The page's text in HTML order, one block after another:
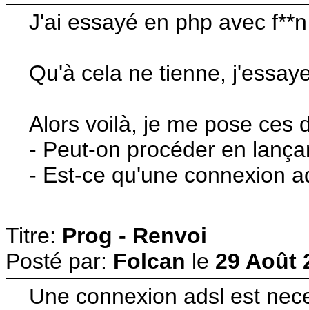
J'ai essayé en php avec
Qu'à cela ne tienne,
Alors voilà, je me pose ces
- Peut-on procéder en
- Est-ce qu'une connexion
Titre: Prog - Renvoi
Posté par: Folcan le 29 Août
Une connexion adsl est